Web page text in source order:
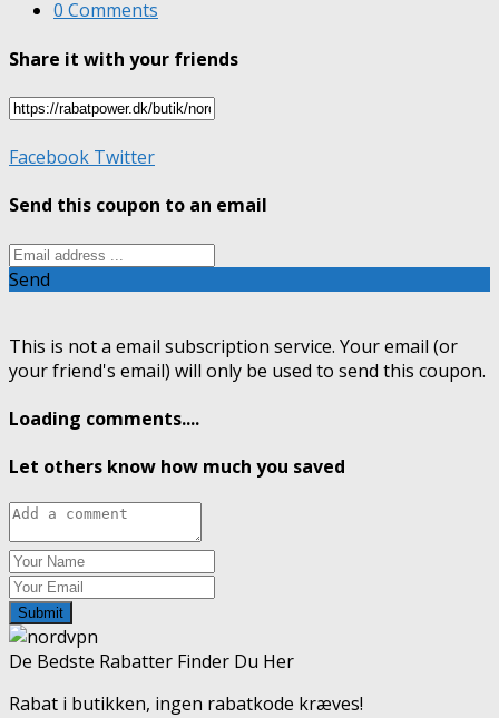
0 Comments
Share it with your friends
Facebook Twitter
Send this coupon to an email
Send
This is not a email subscription service. Your email (or
your friend's email) will only be used to send this coupon.
Loading comments....
Let others know how much you saved
Submit
De Bedste Rabatter Finder Du Her
Rabat i butikken, ingen rabatkode kræves!